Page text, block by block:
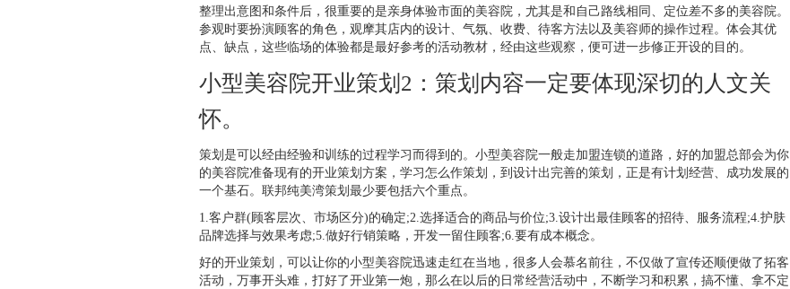
整理出意图和条件后，很重要的是亲身体验市面的美容院，尤其是和自己路线相同、定位差不多的美容院。
参观时要扮演顾客的角色，观摩其店内的设计、气氛、收费、待客方法以及美容师的操作过程。体会其优
点、缺点，这些临场的体验都是最好参考的活动教材，经由这些观察，便可进一步修正开设的目的。
小型美容院开业策划2：策划内容一定要体现深切的人文关
怀。
策划是可以经由经验和训练的过程学习而得到的。小型美容院一般走加盟连锁的道路，好的加盟总部会为你
的美容院准备现有的开业策划方案，学习怎么作策划，到设计出完善的策划，正是有计划经营、成功发展的
一个基石。联邦纯美湾策划最少要包括六个重点。
1.客户群(顾客层次、市场区分)的确定;2.选择适合的商品与价位;3.设计出最佳顾客的招待、服务流程;4.护肤
品牌选择与效果考虑;5.做好行销策略，开发一留住顾客;6.要有成本概念。
好的开业策划，可以让你的小型美容院迅速走红在当地，很多人会慕名前往，不仅做了宣传还顺便做了拓客
活动，万事开头难，打好了开业第一炮，那么在以后的日常经营活动中，不断学习和积累，搞不懂、拿不定